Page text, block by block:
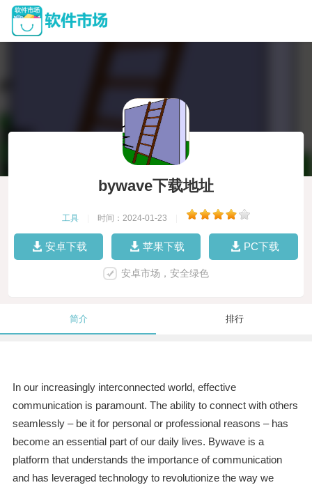
bywave下载地址
工具 时间：2024-01-23
安卓下载 苹果下载 PC下载
安卓市场，安全绿色
简介 排行
In our increasingly interconnected world, effective
communication is paramount. The ability to connect with others
seamlessly – be it for personal or professional reasons – has
become an essential part of our daily lives. Bywave is a
platform that understands the importance of communication
and has leveraged technology to revolutionize the way we